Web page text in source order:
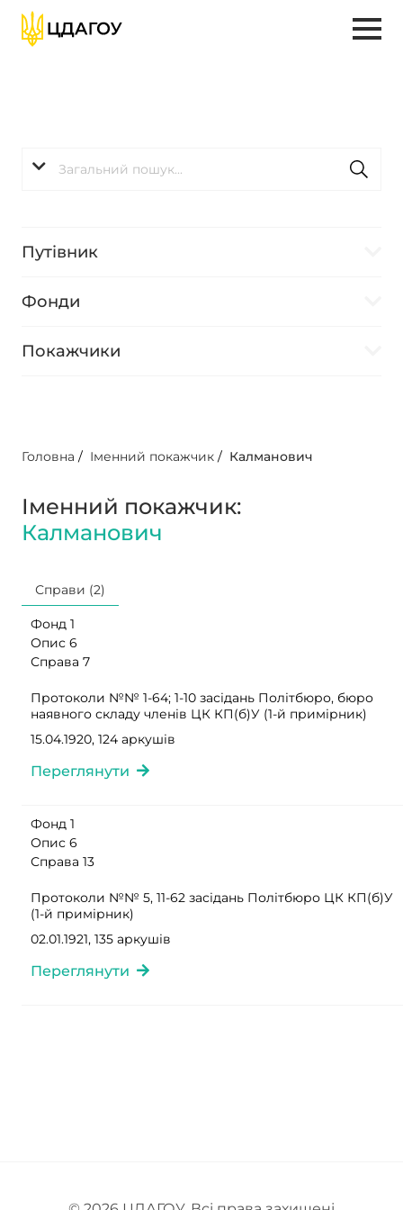
Путівник
Фонди
Покажчики
Головна / Іменний покажчик / Калманович
Іменний покажчик:
Калманович
Справи (2)
Фонд 1
Опис 6
Справа 7
Протоколи №№ 1-64; 1-10 засідань Політбюро, бюро
наявного складу членів ЦК КП(б)У (1-й примірник)
15.04.1920, 124 аркушів
Переглянути
Фонд 1
Опис 6
Справа 13
Протоколи №№ 5, 11-62 засідань Політбюро ЦК КП(б)У
(1-й примірник)
02.01.1921, 135 аркушів
Переглянути